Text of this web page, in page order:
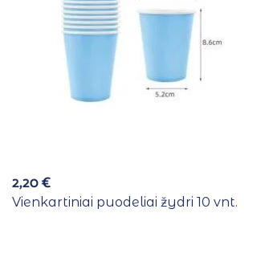
2,20€
Vienkartiniai puodeliai žydri 10 vnt.